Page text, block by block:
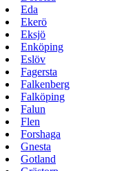
Eda
Ekerö
Eksjö
Enköping
Eslöv
Fagersta
Falkenberg
Falköping
Falun
Flen
Forshaga
Gnesta
Gotland